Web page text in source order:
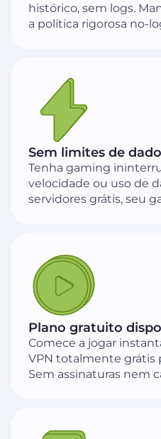
histórico, sem logs.
a política rigorosa no-
Sem limites de
Tenha gaming
velocidade ou uso de
servidores grátis, seu
Plano gratuito
Comece a jogar
VPN totalmente grátis
Sem assinaturas nem